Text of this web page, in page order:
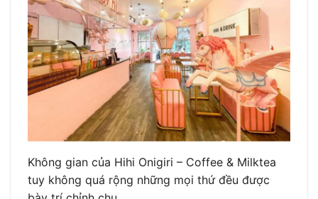
Không gian của Hihi Onigiri – Coffee & Milktea
tuy không quá rộng những mọi thứ đều được